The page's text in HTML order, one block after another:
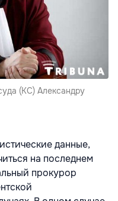
(КС) Александру
данные,
на последнем
прокурор